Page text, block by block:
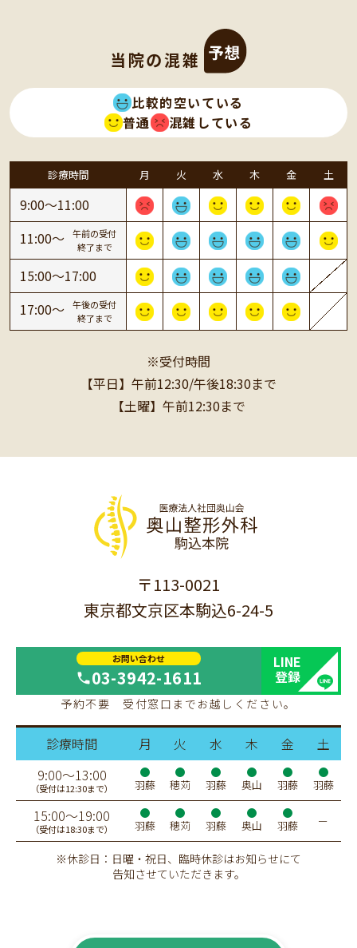
当院の混雑
比較的空いている
普通
混雑している
診療時間 月 火 水 木 金 土
9:00〜11:00
11:00〜
午前の受付
終了まで
15:00〜17:00
17:00〜
午後の受付
終了まで
※受付時間
【平日】午前12:30/午後18:30まで
【土曜】午前12:30まで
〒113-0021
東京都文京区本駒込6-24-5
お問い合わせ
03-3942-1611
LINE
登録
予約不要 受付窓口までお越しください。
診療時間 月 火 水 木 金
土
9:00〜13:00
（受付は12:30まで） 羽藤 穂苅 羽藤 奥山 羽藤 羽藤
15:00〜19:00
（受付は18:30まで） 羽藤 穂苅 羽藤 奥山 羽藤 ー
※休診日：日曜・祝日、臨時休診はお知らせにて
告知させていただきます。